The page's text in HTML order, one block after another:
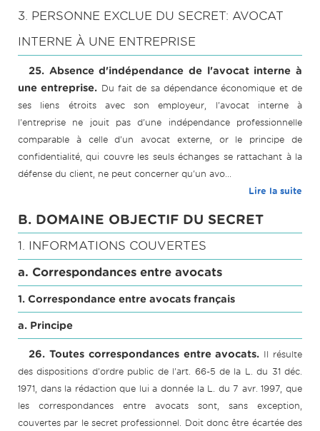
3. PERSONNE EXCLUE DU SECRET: AVOCAT
INTERNE À UNE ENTREPRISE
25. Absence d'indépendance de l'avocat interne à
une entreprise. Du fait de sa dépendance économique et de
ses liens étroits avec son employeur, l'avocat interne à
l'entreprise ne jouit pas d'une indépendance professionnelle
comparable à celle d'un avocat externe, or le principe de
confidentialité, qui couvre les seuls échanges se rattachant à la
défense du client, ne peut concerner qu'un avo...
Lire la suite
B. DOMAINE OBJECTIF DU SECRET
1. INFORMATIONS COUVERTES
a. Correspondances entre avocats
1. Correspondance entre avocats français
a. Principe
26. Toutes correspondances entre avocats. Il résulte
des dispositions d'ordre public de l'art. 66-5 de la L. du 31 déc.
1971, dans la rédaction que lui a donnée la L. du 7 avr. 1997, que
les correspondances entre avocats sont, sans exception,
couvertes par le secret professionnel. Doit donc être écartée des